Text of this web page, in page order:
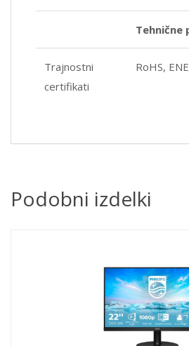
Trajnostni
certifikati
RoHS,
Podobni izdelki